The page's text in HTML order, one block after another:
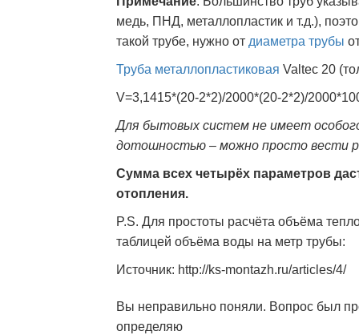
медь, ПНД, металлопластик и т.д.),
такой трубе, нужно от диаметра трубы
Труба металлопластиковая Valtec 20
V=3,1415*(20-2*2)/2000*(20-2*2)/
Для бытовых систем не имеет
дотошностью – можно просто вести
Сумма всех четырёх параметров
отопления.
P.S. Для простоты расчёта объёма
таблицей объёма воды на метр трубы:
Источник: http://ks-montazh.ru/articles/4/
Вы неправильно поняли. Вопрос был
определяю